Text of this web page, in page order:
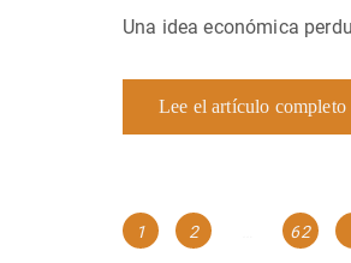
Una idea económica
Lee el artículo completo
Navegación
Página
1 Página
2 Página
62